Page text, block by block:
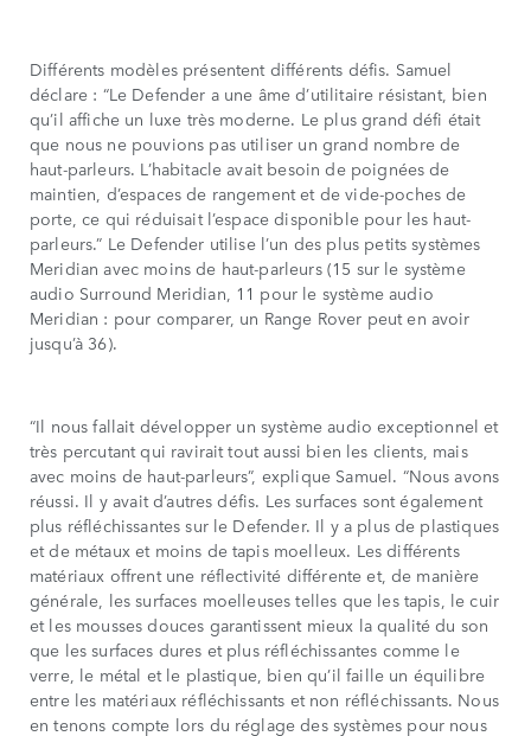
Différents modèles présentent différents défis. Samuel
déclare : “Le Defender a une âme d’utilitaire résistant, bien
qu’il affiche un luxe très moderne. Le plus grand défi était
que nous ne pouvions pas utiliser un grand nombre de
haut-parleurs. L’habitacle avait besoin de poignées de
maintien, d’espaces de rangement et de vide-poches de
porte, ce qui réduisait l’espace disponible pour les haut-
parleurs.” Le Defender utilise l’un des plus petits systèmes
Meridian avec moins de haut-parleurs (15 sur le système
audio Surround Meridian, 11 pour le système audio
Meridian : pour comparer, un Range Rover peut en avoir
jusqu’à 36).
“Il nous fallait développer un système audio exceptionnel et
très percutant qui ravirait tout aussi bien les clients, mais
avec moins de haut-parleurs”, explique Samuel. “Nous avons
réussi. Il y avait d’autres défis. Les surfaces sont également
plus réfléchissantes sur le Defender. Il y a plus de plastiques
et de métaux et moins de tapis moelleux. Les différents
matériaux offrent une réflectivité différente et, de manière
générale, les surfaces moelleuses telles que les tapis, le cuir
et les mousses douces garantissent mieux la qualité du son
que les surfaces dures et plus réfléchissantes comme le
verre, le métal et le plastique, bien qu’il faille un équilibre
entre les matériaux réfléchissants et non réfléchissants. Nous
en tenons compte lors du réglage des systèmes pour nous